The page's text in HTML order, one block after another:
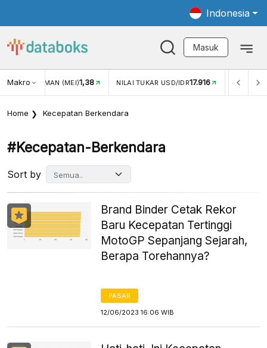
Indonesia
Masuk
MakroWISMAN (MEI)1,38 NILAI TUKAR USD/IDR17.916 INFLASI
Home Kecepatan Berkendara
#kecepatan-Berkendara
Sort by
Brand Binder Cetak Rekor
Baru Kecepatan Tertinggi
MotoGP Sepanjang Sejarah,
Berapa Torehannya?
PASAR
12/06/2023 16:06 WIB